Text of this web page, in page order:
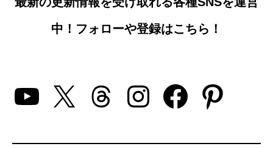
中！フォローや登録はこちら！
YouTube
X Threads
Instagram